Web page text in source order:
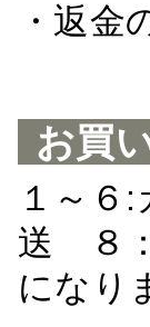
・返金
お買
１～６
送 ８
になり